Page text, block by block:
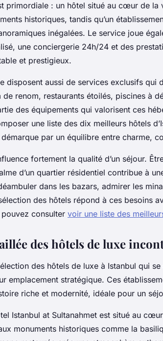
primordiale : un hôtel situé au cœur de la
historiques, tandis qu’un
inégalées. Le service joue
une conciergerie 24h/24 et des
et prestigieux.
disposent aussi de services exclusifs qui
de renom, restaurants étoilés, piscines à
des équipements qui valorisent ces
une liste des dix meilleurs hôtels
par un équilibre entre charme,
fortement la qualité d’un séjour.
d’un quartier résidentiel contribue à
dans les bazars, admirer les
des hôtels répond à ces besoins
consulter voir une liste des
des hôtels de luxe
des hôtels de luxe à Istanbul qui
emplacement stratégique. Ces
riche et modernité, idéale pour un
Istanbul at Sultanahmet est situé au
monuments historiques comme la